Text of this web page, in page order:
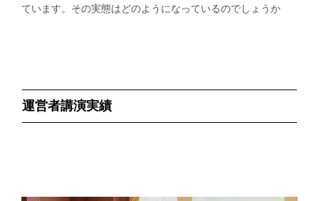
ています。その実態はどのようになっているのでしょうか
運営者講演実績